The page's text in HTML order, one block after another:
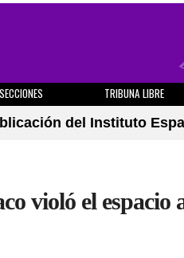
SECCIONES TRIBUNA LIBRE
del Instituto
violó el espacio